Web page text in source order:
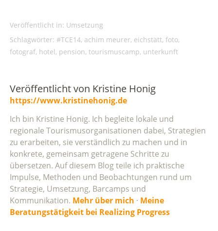
Veröffentlicht in: Umsetzung
Schlagwörter: #TCE14, achim meurer, eichstätt, foto,
fotograf, hotel, pension, tourismuscamp, unterkunft
Veröffentlicht von Kristine Honig
https://www.kristinehonig.de
Ich bin Kristine Honig. Ich begleite lokale und
regionale Tourismusorganisationen dabei, Strategien
zu erarbeiten, sie verständlich zu machen und in
konkrete, gemeinsam getragene Schritte zu
übersetzen. Auf diesem Blog teile ich praktische
Impulse, Methoden und Beobachtungen rund um
Strategie, Umsetzung, Barcamps und
Kommunikation. Mehr über mich · Meine
Beratungstätigkeit bei Realizing Progress